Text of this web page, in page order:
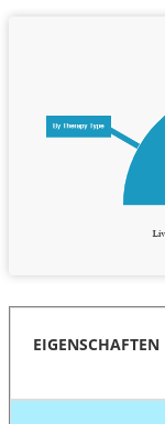
EIGENSCHAFTEN